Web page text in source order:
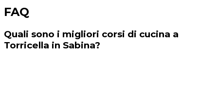
FAQ
Quali sono i migliori corsi di cucina a
Torricella in Sabina?